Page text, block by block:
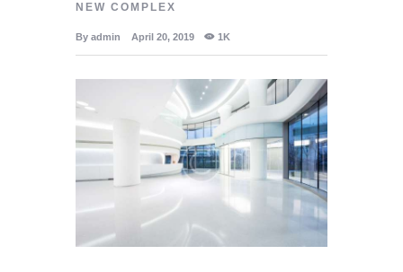
NEW COMPLEX
By admin April 20, 2019 1K